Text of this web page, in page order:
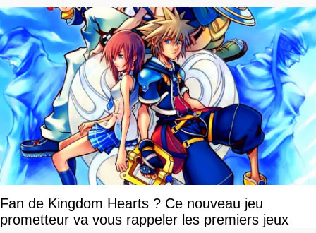
Fan de Kingdom Hearts ? Ce nouveau jeu
prometteur va vous rappeler les premiers jeux